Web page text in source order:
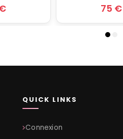
75 €
QUICK LINKS
Connexion